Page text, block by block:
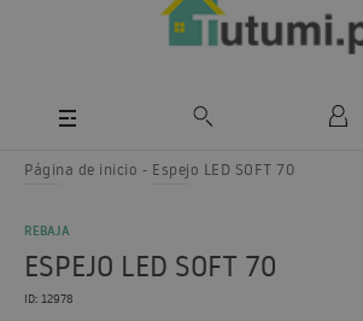
Página de inicio Espejo LED SOFT 70
REBAJA
ESPEJO LED SOFT 70
ID: 12978